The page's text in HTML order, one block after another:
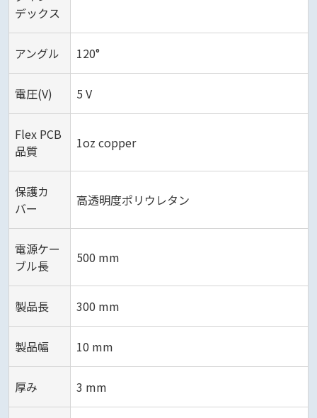
デックス
アングル 120°
電圧(V) 5 V
Flex PCB
品質
1oz copper
保護カ
バー
高透明度ポリウレタン
電源ケー
ブル長
500 mm
製品長 300 mm
製品幅 10 mm
厚み 3 mm